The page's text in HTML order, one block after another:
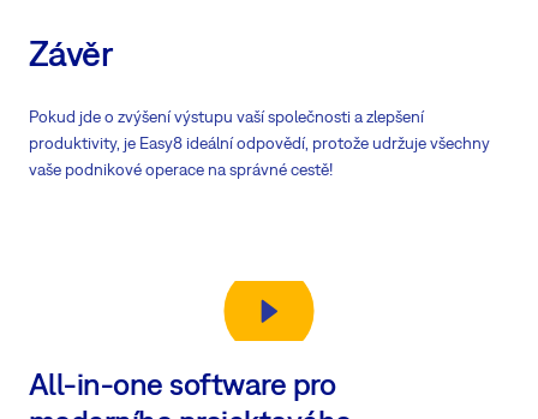
Závěr
Pokud jde o zvýšení výstupu vaší společnosti a zlepšení
produktivity, je Easy8 ideální odpovědí, protože udržuje všechny
vaše podnikové operace na správné cestě!
All-in-one software pro